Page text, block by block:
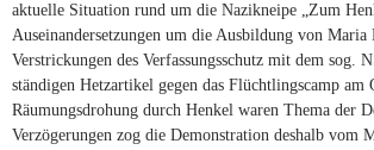
aktuelle Situation rund um die Nazikneipe „Zum
Auseinandersetzungen um die Ausbildung von Maria
Verstrickungen des Verfassungsschutz mit dem sog.
ständigen Hetzartikel gegen das Flüchtlingscamp am
Räumungsdrohung durch Henkel waren Thema der
Verzögerungen zog die Demonstration deshalb vom